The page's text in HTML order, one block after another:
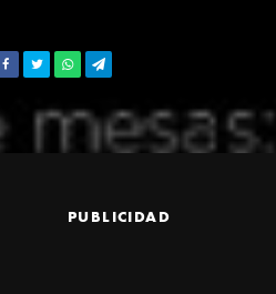
PUBLICIDAD